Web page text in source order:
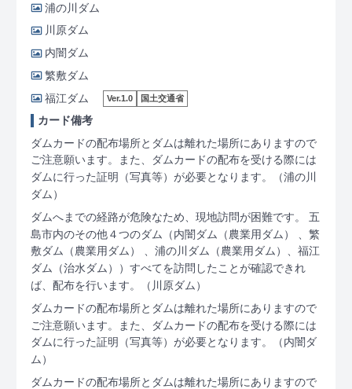
浦の川ダム
川原ダム
内闇ダム
繁敷ダム
福江ダム
Ver.1.0 国土交通省
カード備考
ダムカードの配布場所とダムは離れた場所にありますので
ご注意願います。また、ダムカードの配布を受ける際には
ダムに行った証明（写真等）が必要となります。
（浦の川
ダム）
ダムへまでの経路が危険なため、現地訪問が困難です。 五
島市内のその他４つのダム（内闇ダム（農業用ダム） 、繁
敷ダム（農業用ダム） 、浦の川ダム（農業用ダム）、福江
ダム（治水ダム））すべてを訪問したことが確認できれ
ば、配布を行います。
（川原ダム）
ダムカードの配布場所とダムは離れた場所にありますので
ご注意願います。また、ダムカードの配布を受ける際には
ダムに行った証明（写真等）が必要となります。
（内闇ダ
ム）
ダムカードの配布場所とダムは離れた場所にありますので